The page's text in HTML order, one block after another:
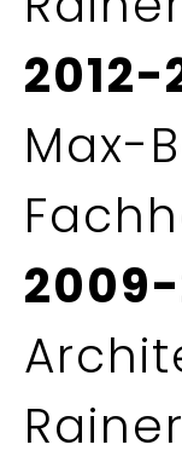
2012-
Max-
2009-